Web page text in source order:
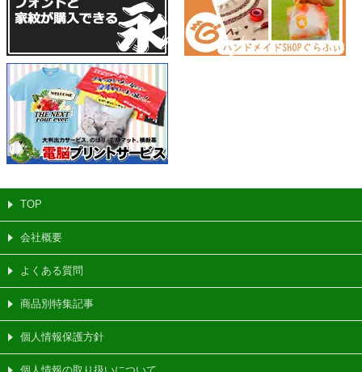
TOP
会社概要
よくある質問
商品別特集記事
個人情報保護方針